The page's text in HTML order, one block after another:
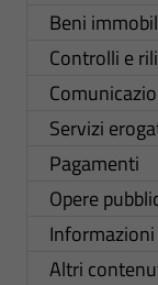
Beni
Controlli e
Servizi
Pagamenti
Opere
Altri